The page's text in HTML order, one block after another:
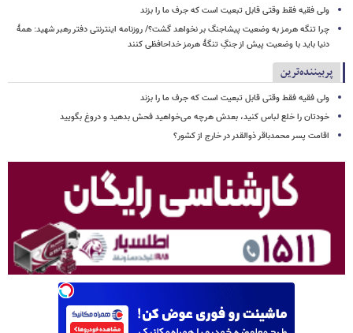
ولی فقیه فقط وقتی قابل تبعیت است که جرف ما را بزند
چرا تنگه هرمز به وضعیت پیشاجنگ بر نخواهد گشت؟/ روزنامه اینترنتی دفتر رهبر شهید: همۀ
دنیا باید با وضعیت پیش از جنگِ تنگۀ هرمز خداحافظی کنند
پربیننده‌ترین
ولی فقیه فقط وقتی قابل تبعیت است که جرف ما را بزند
خودتان را خلع لباس کنید، بعدش هرچه می‌خواهید فحش بدهید و دروغ بگویید
اقامت پسر محمدباقر ذوالقدر در خارج از کشور؟